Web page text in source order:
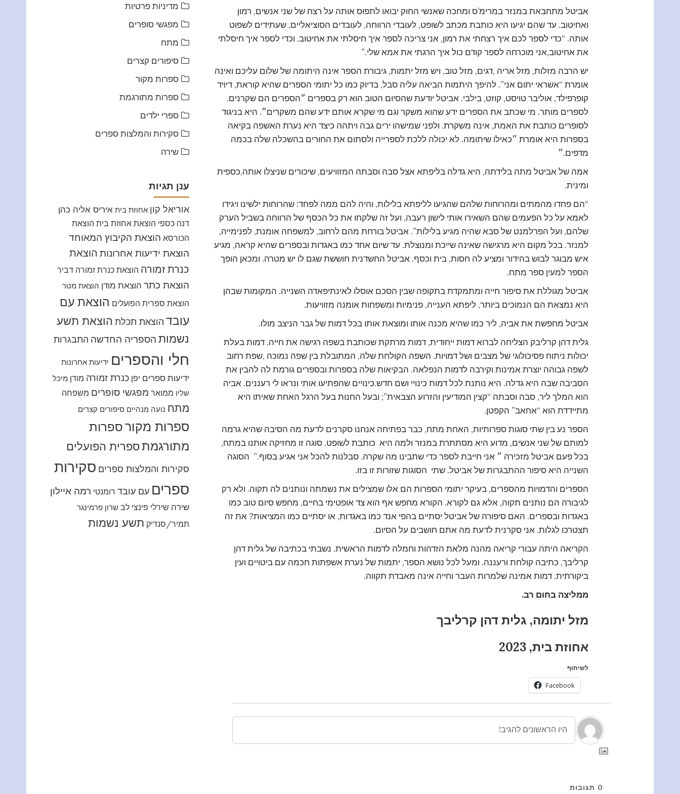
מדיניות פרטיות
מפגשי סופרים
מתח
סיפורים קצרים
ספרות מקור
ספרות מתורגמת
ספרי ילדים
סקירות והמלצות ספרים
שירה
ענן תגיות
אוריאל קון אחוזת בית איריס אליה כהן
דנה כספי הוצאת אחוזת בית הוצאת
הכורסא הוצאת הקיבוץ המאוחד
הוצאת ידיעות אחרונות הוצאת
כנרת זמורה הוצאת כנרת זמורה דביר
הוצאת כתר הוצאת מודן הוצאת מטר
הוצאת ספרית הפועלים הוצאת עם
עובד הוצאת תכלת הוצאת תשע
נשמות הספריה החדשה התבגרות
חלי והספרים ידיעות אחרונות
ידיעות ספרים יפן כנרת זמורה מודן מיכל
שליו ממואר מפגשי סופרים משפחה
מתח נועה מנהיים סיפורים קצרים
ספרות מקורספרות
מתורגמתספרית הפועלים
סקירות והמלצות ספרים סקירות
ספרים עם עובד רומנטי רמה איילון
שירה שירלי פינצי לב שרון פרמינגר
תמיר/סנדיק תשע נשמות
אביטל מתחבאת במנזר במרימ’ס ומחכה שאנשי החוק יבואו לתפוס אותה על רצח של שני אנשים, רמון
ואחיטוב. עד שהם יגיעו היא כותבת מכתב לשופט, לעובדי הרווחה, לעובדים הסוציאליים, שעתידים לשפוט
אותה. “כדי לספר לכם איך רצחתי את רמון, אני צריכה לספר איך חיסלתי את אחיטוב. וכדי לספר איך חיסלתי
את אחיטוב,אני מוכרחה לספר קודם כול איך הרגתי את אמא שלי.”
יש הרבה מזלות, מזל אריה ,דגים, מזל טוב, ויש מזל יתמות, גיבורת הספר אינה היתומה של שלום עליכם ואינה
אומרת “אשראי יתום אני”. להיפך היתמות הביאה עליה סבל, בדיוק כמו כל יתומי הספרים שהיא קוראת, דיויד
קופרפילד, אוליבר טויסט, קוזט, בילבי. אביטל יודעת שהסיום הטוב הוא רק בספרים ״הספרים הם שקרנים.
לספרים מותר. מי שכתב את הספרים ידע שהוא משקר וגם מי שקרא אותם ידע שהם משקרים״. היא בניגוד
לסופרים כותבת את האמת, אינה משקרת. ולפני שמישהו ירים גבה ויתהה כיצד היא נערת האשפה בקיאה
בספרות היא אומרת ״כאילו שיתומה. לא יכולה ללכת לספרייה ולסתום את החורים בהשכלה שלה בכמה
מדפים.״
אמה של אביטל מתה בלידתה, היא גדלה בליפתא אצל סבה וסבתה המזוויעים, שיכורים שניצלו אותה,כספית
ומינית.
“הם פחדו מהמתים ומהרוחות שלהם שהגיעו לליפתא בלילות, והיה להם ממה לפחד: שהרוחות ילשינו ויגידו
לאמא על כל הפעמים שהם השאירו אותי לישון רעבה, ועל זה שלקחו את כל הכסף של הרווחה בשביל הערק
שלהם, ועל הפרלמנט של סבא שהיה מגיע בלילות”. אביטל בורחת מהם לרחוב, למשפחה אומנת, לפנימייה,
למנזר. בכל מקום היא מרגישה שאינה שייכת ומנוצלת. עד שיום אחד כמו באגדות ובספרים שהיא קראה, מגיע
איש מבוגר לבוש בהידור ומציע לה חסות, בית וכסף. אביטל החשדנית חוששת שגם לו יש מטרה. ומכאן הופך
הספר למעין ספר מתח.
אביטל מגוללת את סיפור חייה ומתמקדת בתקופה שבין הסכם אוסלו לאינתיפאדה השנייה. המקומות שבהן
היא נמצאת הם הנמוכים ביותר, ליפתא הענייה, פנימיות ומשפחות אומנה מזוויעות.
אביטל מחפשת את אביה, ליר כמו שהיא מכנה אותו ומוצאת אותו בכל דמות של גבר הניצב מולו.
גלית דהן קרליבק הצליחה לברוא דמות ייחודית, דמות מרתקת שכותבת בשפה רגישה את חייה. דמות בעלת
יכולות ניתוח פסיכולוגי של מצבים ושל דמויות. השפה הקולחת שלה, המתובלת בין שפה נמוכה ,שפת רחוב
לשפה גבוהה יוצרת אמינות וקירבה לדמות הנפלאה. הבקיאות שלה בספרות ובספרים גורמת לה להבין את
הסביבה שבה היא גדלה. היא נותנת לכל דמות כינויי ושם חדש.כינויים שהפתיעו אותי ונראו לי רעננים. אביה
הוא המלך ליר, סבה וסבתה “קצין המודיעין והזרוע הצבאית”; ובעל החנות בעל הרגל האחת שאיתו היא
מתיידדת הוא “אחאב” הקפטן.
הספר נע בין שתי סוגות ספרותיות, האחת מתח, כבר בפתיחה אנחנו סקרנים לדעת מה הסיבה שהיא גרמה
למותם של שני אנשים, מדוע היא מסתתרת במנזר ולמה היא כותבת לשופט. סוגה זו מחזיקה אותנו במתח,
בכל פעם אביטל מזכירה ״ אני חייבת לספר כדי שתבינו מה שקרה. סבלנות להכל אני אגיע בסוף.” הסוגה
השנייה היא סיפור ההתבגרות של אביטל. שתי הסוגות שזורות זו בזו.
הספרים והדמויות מהספרים, בעיקר יתומי הספרות הם אלו שמצילים את נשמתה ונותנים לה תקוה. ולא רק
לגיבורה הם נותנים תקוה, אלא גם לקורא. הקורא מחפש אף הוא צד אופטימי בחיים, מחפש סיום טוב כמו
באגדות ובספרים. האם סיפורה של אביטל יסתיים בהפי אנד כמו באגדות, או יסתיים כמו המציאות? את זה
תצטרכו לגלות. אני סקרנית לדעת מה אתם חושבים על הסיום.
הקריאה היתה עבורי קריאה מהנה מלאת הזדהות וחמלה לדמות הראשית. נשבתי בכתיבה של גלית דהן
קרליבך, כתיבה קולחת ורעננה. ומעל לכל נושא הספר, יתמות של נערת אשפתות חכמה עם ביטויים ועין
ביקורתית. דמות אמינה שלמרות העבר וחייה אינה מאבדת תקווה.
ממליצה בחום רב.
מזל יתומה, גלית דהן קרליבך
אחוזת בית, 2023
לשיתוף
Facebook
0 תגובות